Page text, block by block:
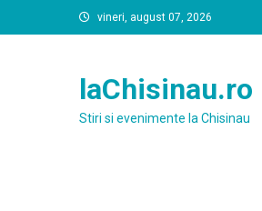
to
vineri, august 07, 2026
laChisinau.ro
Stiri si evenimente la Chisinau